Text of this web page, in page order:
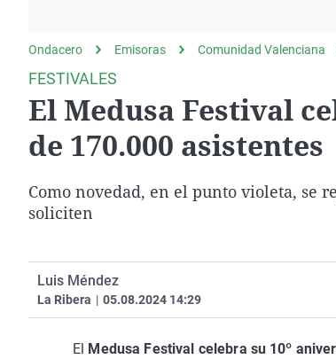
Operación Viuda
Negra
Ondacero Emisoras Comunidad Valenciana
FESTIVALES
El Medusa Festival
de 170.000 asistentes
Como novedad, en el punto violeta, se
soliciten
Luis Méndez
La Ribera | 05.08.2024 14:29
El Medusa Festival celebra su 10º